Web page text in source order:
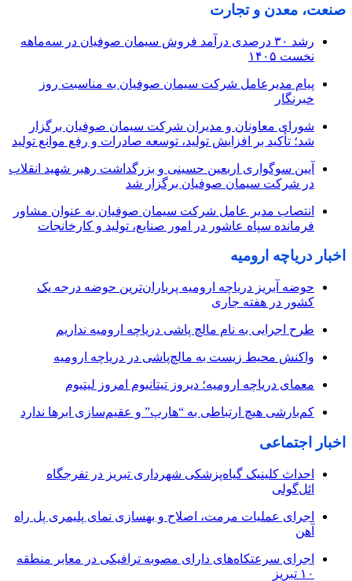
صنعت، معدن و تجارت
رشد ۳۰ درصدی درآمد فروش سیمان صوفیان در سه‌ماهه
نخست ۱۴۰۵
پیام مدیرعامل شرکت سیمان صوفیان به مناسبت روز
خبرنگار
شورای معاونان و مدیران شرکت سیمان صوفیان برگزار
شد؛ تأکید بر افزایش تولید، توسعه صادرات و رفع موانع تولید
آیین سوگواری اربعین حسینی و بزرگداشت رهبر شهید انقلاب
در شرکت سیمان صوفیان برگزار شد
انتصاب مدیر عامل شرکت سیمان صوفیان به عنوان مشاور
فرمانده سپاه عاشور در امور صنایع، تولید و کارخانجات
اخبار دریاچه ارومیه
حوضه آبریز دریاچه ارومیه پرباران‌ترین حوضه‌ درجه یک
کشور در هفته جاری
طرح اجرایی به نام مالچ پاشی دریاچه ارومیه نداریم
واکنش محیط زیست به مالچ‌پاشی در دریاچه ارومیه
معمای دریاچه ارومیه؛ دیروز تیتانیوم امروز لیتیوم
کم‌بارشی هیچ ارتباطی به “هارپ” و عقیم‌سازی ابرها ندارد
اخبار اجتماعی
احداث کلینیک گیاه‌پزشکی شهرداری تبریز در تفرجگاه
ائل‌گولی
اجرای عملیات مرمت، اصلاح و بهسازی نمای پلیمری پل راه
آهن
اجرای سرعتکاه‌های دارای مصوبه ترافیکی در معابر منطقه
۱۰ تبریز